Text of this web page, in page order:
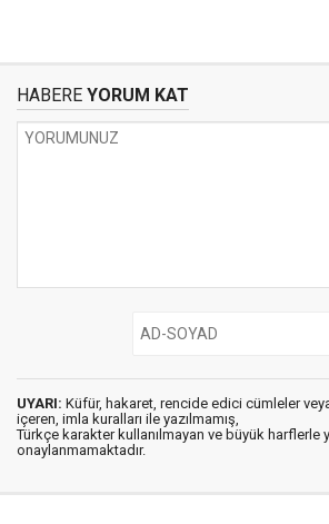
HABERE YORUM KAT
UYARI: Küfür, hakaret, rencide edici cümleler
içeren, imla kuralları ile yazılmamış,
Türkçe karakter kullanılmayan ve büyük harflerle
onaylanmamaktadır.